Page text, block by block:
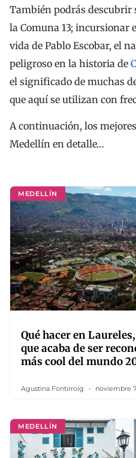
También podrás descubrir
la Comuna 13; incursionar
vida de Pablo Escobar, el
peligroso en la historia de
el significado de muchas
que aquí se utilizan con
A continuación, los
Medellín en detalle…
MEDELLÍN
Qué hacer en
que acaba de ser
más cool del mundo
Agustina Fontirroig noviembre
MEDELLÍN